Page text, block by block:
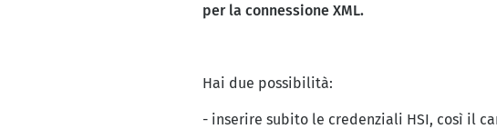
per la connessione XML.
Hai due possibilità:
- inserire subito le credenziali HSI, così il